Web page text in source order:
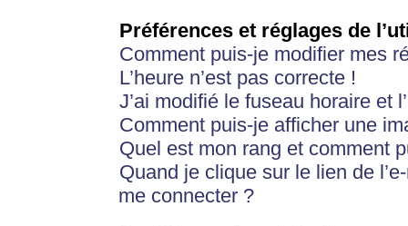
Préférences et réglages de
Comment puis-je modifier mes
L’heure n’est pas correcte !
J’ai modifié le fuseau horaire et
Comment puis-je afficher une
Quel est mon rang et comment
Quand je clique sur le lien de
me connecter ?